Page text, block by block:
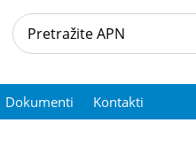
Dokumenti Kontakti